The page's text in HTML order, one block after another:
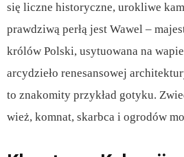
się liczne historyczne, urokliwe
prawdziwą perłą jest Wawel –
królów Polski, usytuowana na
arcydzieło renesansowej
to znakomity przykład gotyku.
wież, komnat, skarbca i ogrodów